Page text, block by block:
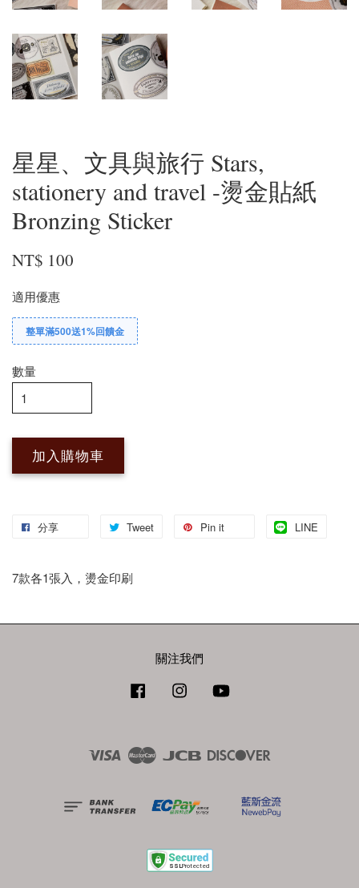
星星、文具與旅行 Stars,
stationery and travel -燙金貼紙
Bronzing Sticker
NT$ 100
適用優惠
整單滿500送1%回饋金
數量
加入購物車
分享 Tweet Pin it LINE
7款各1張入，燙金印刷
關注我們
Facebook Instagram
Visa Master JCB